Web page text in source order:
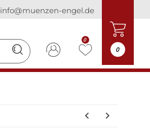
info@muenzen-engel.de
0
0